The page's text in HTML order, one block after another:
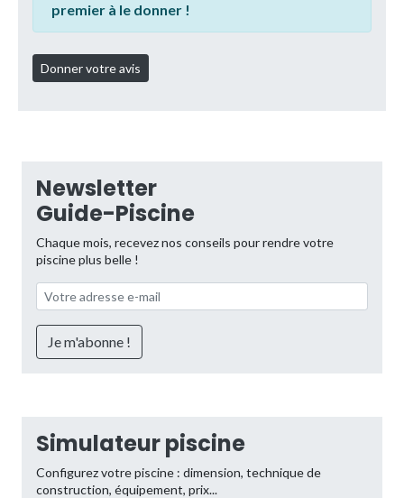
premier à le donner !
Newsletter
Guide-Piscine
Chaque mois, recevez nos conseils pour rendre votre
piscine plus belle !
Simulateur piscine
Configurez votre piscine : dimension, technique de
construction, équipement, prix...